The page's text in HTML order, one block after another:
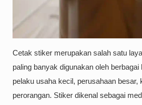
Cetak stiker merupakan salah satu
paling banyak digunakan oleh
pelaku usaha kecil, perusahaan besar,
perorangan. Stiker dikenal sebagai